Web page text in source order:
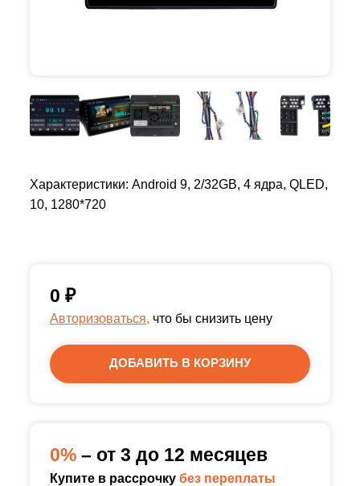
Характеристики: Android 9, 2/32GB, 4 ядра, QLED,
10, 1280*720
0 ₽
Авторизоваться, что бы снизить цену
ДОБАВИТЬ В КОРЗИНУ
0% – от 3 до 12 месяцев
Купите в рассрочку без переплаты